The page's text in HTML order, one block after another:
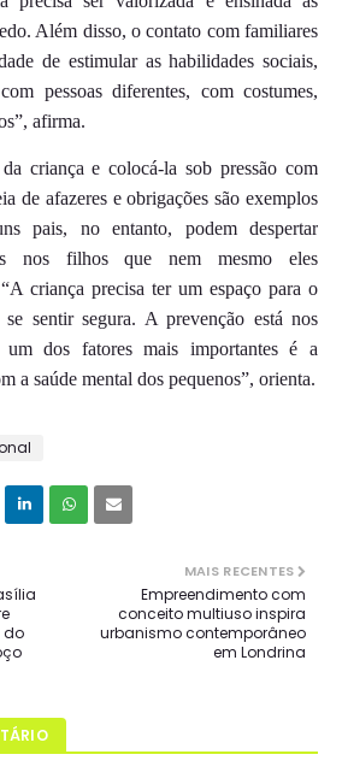
Além disso, o contato com familiares
de estimular as habilidades sociais,
pessoas diferentes, com costumes,
afirma.
criança e colocá-la sob pressão com
de afazeres e obrigações são exemplos
pais, no entanto, podem despertar
nos filhos que nem mesmo eles
criança precisa ter um espaço para o
sentir segura. A prevenção está nos
um dos fatores mais importantes é a
a saúde mental dos pequenos”, orienta.
MAIS RECENTES
Empreendimento com
conceito multiuso inspira
urbanismo contemporâneo
em Londrina
do